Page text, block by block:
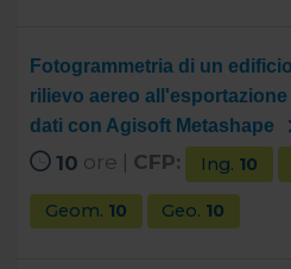
Fotogrammetria di un
rilievo aereo
dati con Agisoft Metashape
10 ore | CFP: Ing. 10
Geom. 10 Geo. 10